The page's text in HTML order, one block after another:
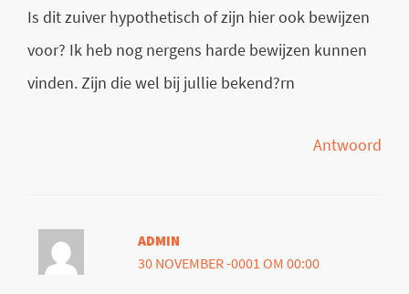
Is dit zuiver hypothetisch of zijn hier ook bewijzen
voor? Ik heb nog nergens harde bewijzen kunnen
vinden. Zijn die wel bij jullie bekend?rn
Antwoord
ADMIN
30 NOVEMBER -0001 OM 00:00